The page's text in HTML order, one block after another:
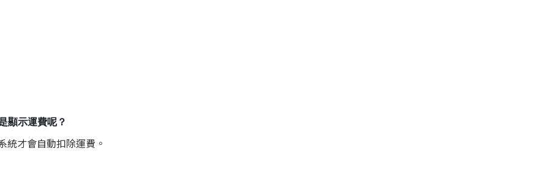
顯示運費呢？
統才會自動扣除運費。